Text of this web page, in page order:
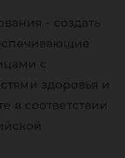
- создать
с
здоровья и
в соответствии